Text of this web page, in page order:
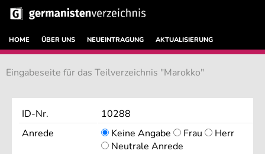
HOME ÜBER UNS NEUEINTRAGUNG AKTUALISIERUNG
Eingabeseite für das Teilverzeichnis "Marokko"
ID-Nr.
10288
Anrede
Keine Angabe Frau
Herr
Neutrale Anrede